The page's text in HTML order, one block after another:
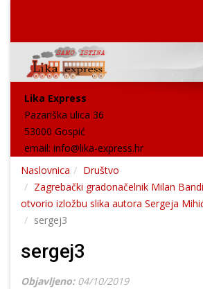
Lika Express
Pazariška ulica 36
53000 Gospić
email: info@lika-express.hr
Naslovnica
Društvo
Zagrebački gradonačelnik Milan
otvorio izložbu slika autora Sergeja
sergej3
sergej3
Objavljeno: 04/10/2019